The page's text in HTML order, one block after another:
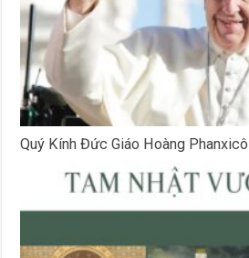
Quý Kính Đức Giáo Hoàng Phanxicô